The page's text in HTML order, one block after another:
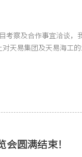
考察及合作事宜洽谈
天易集团及天易海工的
圆满结束！